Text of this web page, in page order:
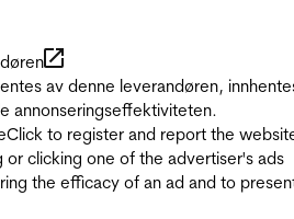
av denne leverandøren,
annonseringseffektiviteten.
to register and report the
or clicking one of the advertiser's ads
the efficacy of an ad and to